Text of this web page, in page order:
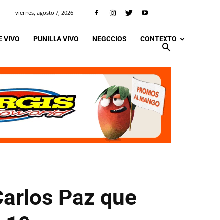
viernes, agosto 7, 2026
VIVO PUNILLA VIVO NEGOCIOS CONTEXTO
Paz que